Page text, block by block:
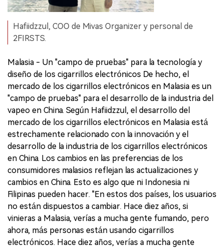
Hafiidzzul, COO de Mivas Organizer y personal de
2FIRSTS.
Malasia - Un "campo de pruebas" para la tecnología y
diseño de los cigarrillos electrónicos De hecho, el
mercado de los cigarrillos electrónicos en Malasia es un
"campo de pruebas" para el desarrollo de la industria del
vapeo en China. Según Hafiidzzul, el desarrollo del
mercado de los cigarrillos electrónicos en Malasia está
estrechamente relacionado con la innovación y el
desarrollo de la industria de los cigarrillos electrónicos
en China. Los cambios en las preferencias de los
consumidores malasios reflejan las actualizaciones y
cambios en China. Esto es algo que ni Indonesia ni
Filipinas pueden hacer. "En estos dos países, los usuarios
no están dispuestos a cambiar. Hace diez años, si
vinieras a Malasia, verías a mucha gente fumando, pero
ahora, más personas están usando cigarrillos
electrónicos. Hace diez años, verías a mucha gente